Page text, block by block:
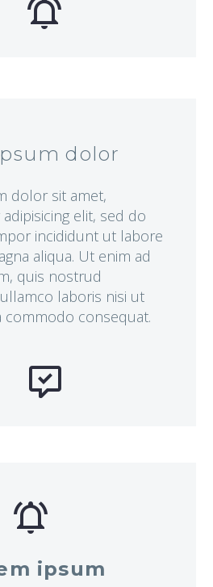


dolor
dolor sit amet,
elit, sed do
incididunt ut labore
aliqua. Ut enim ad
quis nostrud
laboris nisi ut
commodo consequat.




ipsum